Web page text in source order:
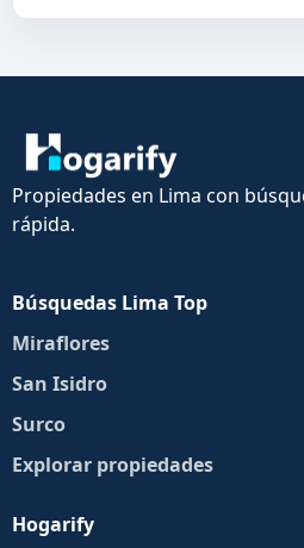
Propiedades en Lima con
rápida.
Búsquedas Lima Top
Miraflores
San Isidro
Surco
Explorar propiedades
Hogarify